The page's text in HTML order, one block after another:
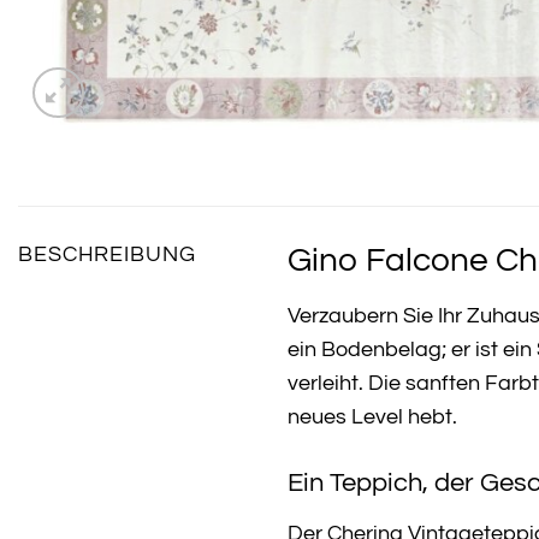
BESCHREIBUNG Gino Falcone
Verzaubern Sie Ihr
ein Bodenbelag; er ist
verleiht. Die sanften
neues Level hebt.
Ein Teppich, der
Der Cherina